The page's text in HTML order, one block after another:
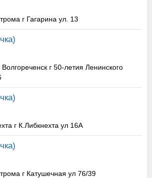
г Гагарина ул. 13
г 50-летия Ленинского
г К.Либкнехта ул 16А
г Катушечная ул 76/39